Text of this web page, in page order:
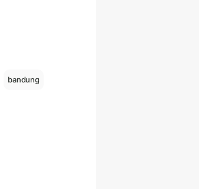
bandung